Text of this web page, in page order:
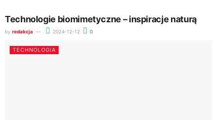
Technologie biomimetyczne – inspiracje naturą
by redakcja 2024-12-12 0
TECHNOLOGIA